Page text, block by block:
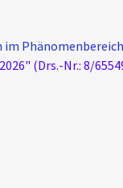
im
(Drs.-Nr.: 8/